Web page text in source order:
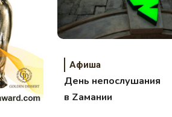
Афиша
День непослушания
в Zамании